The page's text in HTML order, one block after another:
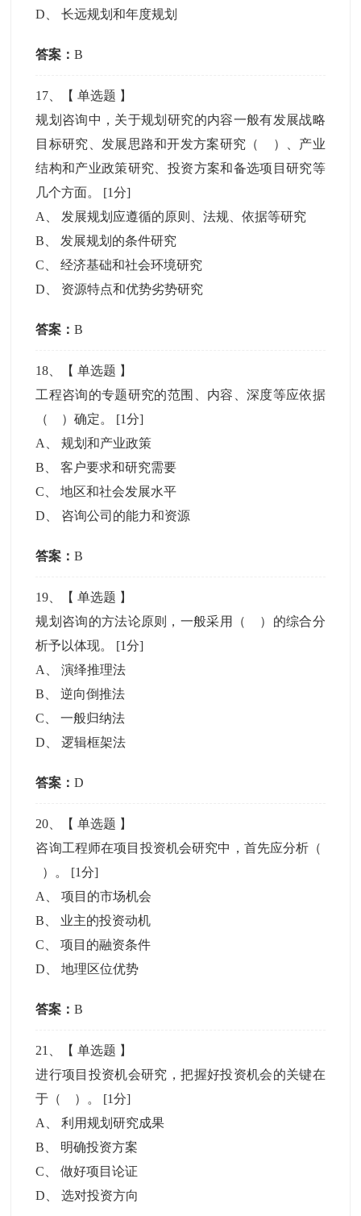
D 、长远规划和年度规划
答案：B
17 、【单选题 】
规划咨询中，关于规划研究的内容一般有发展战略
目标研究、发展思路和开发方案研究（ ）、产业
结构和产业政策研究、投资方案和备选项目研究等
几个方面。 [1分]
A
发展规划应遵循的原则、法规、依据等研究
B
发展规划的条件研究
C 、经济基础和社会环境研究
D
资源特点和优势劣势研究
答案：B
18 、【单选题 】
工程咨询的专题研究的范围、内容、深度等应依据
（ ）确定。 [1分]
A
、规划和产业政策
B 、客户要求和研究需要
C 、地区和社会发展水平
D
咨询公司的能力和资源
答案：B
19 、【单选题 】
规划咨询的方法论原则，一般采用（ ）的综合分
析予以体现。 [1分]
A
、演绎推理法
B 、逆向倒推法
C 、一般归纳法
D 、逻辑框架法
答案：D
20 、【单选题 】
咨询工程师在项目投资机会研究中，首先应分析（
）。 [1分]
A
、项目的市场机会
B
业主的投资动机
C 、项目的融资条件
D 、地理区位优势
答案：B
21 、【单选题 】
进行项目投资机会研究，把握好投资机会的关键在
于（ ）。 [1分]
A
、利用规划研究成果
B
明确投资方案
C 、做好项目论证
D 、选对投资方向